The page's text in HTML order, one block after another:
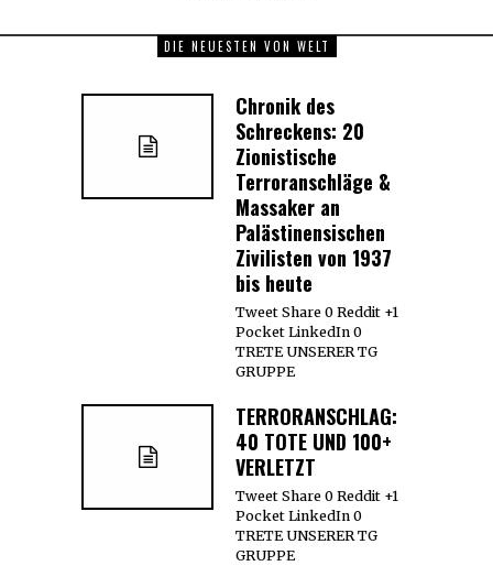
DIE NEUESTEN VON WELT
Chronik des
Schreckens: 20
Zionistische
Terroranschläge &
Massaker an
Palästinensischen
Zivilisten von 1937
bis heute
Tweet Share 0 Reddit +1
Pocket LinkedIn 0
TRETE UNSERER TG
GRUPPE
TERRORANSCHLAG:
40 TOTE UND 100+
VERLETZT
Tweet Share 0 Reddit +1
Pocket LinkedIn 0
TRETE UNSERER TG
GRUPPE